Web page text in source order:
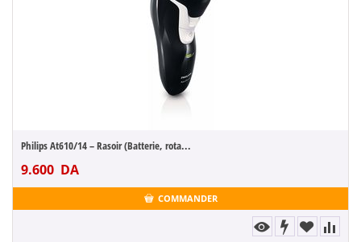
Philips At610/14 – Rasoir (Batterie, rota...
9.600 DA
COMMANDER